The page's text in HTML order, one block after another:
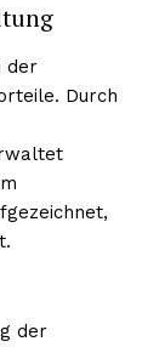
der
Durch
der